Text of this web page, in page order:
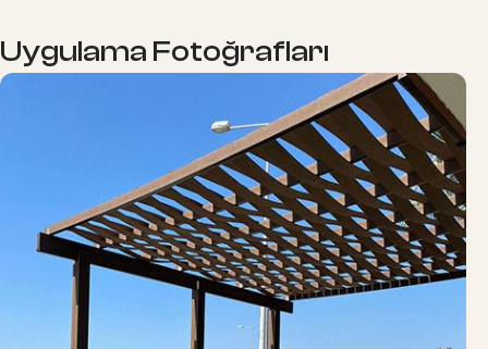
Uygulama Fotoğrafları